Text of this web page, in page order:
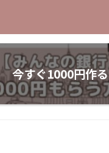
今すぐ1000円作る